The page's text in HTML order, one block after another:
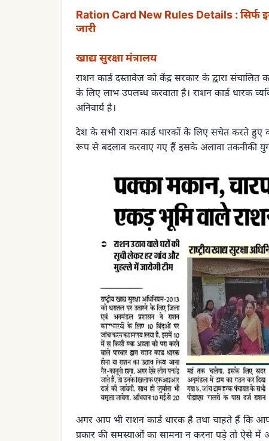
Ration Card New Rules Details : सिर्फ
जारी
खाद्य सुरक्षा मंत्रालय
राशन कार्ड दस्तावेज को केंद्र सरकार के द्वारा
के लिए लाभ उपलब्ध करवाता है। राशन कार्ड धारक
अनिवार्य है।
देश के सभी राशन कार्ड धारकों के लिए सचेत करते हुए
रूप से बदलाव करवाए गए हैं इसके अलावा तकनीकी
अगर आप भी राशन कार्ड धारक है तथा चाहते हैं कि
प्रकार की समस्याओं का सामना न करना पड़े तो ऐसे में